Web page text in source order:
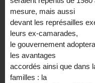
mesure, mais aussi
devant les représailles
leurs ex-camarades,
le gouvernement
les avantages
accordés ainsi que dans
familles : la